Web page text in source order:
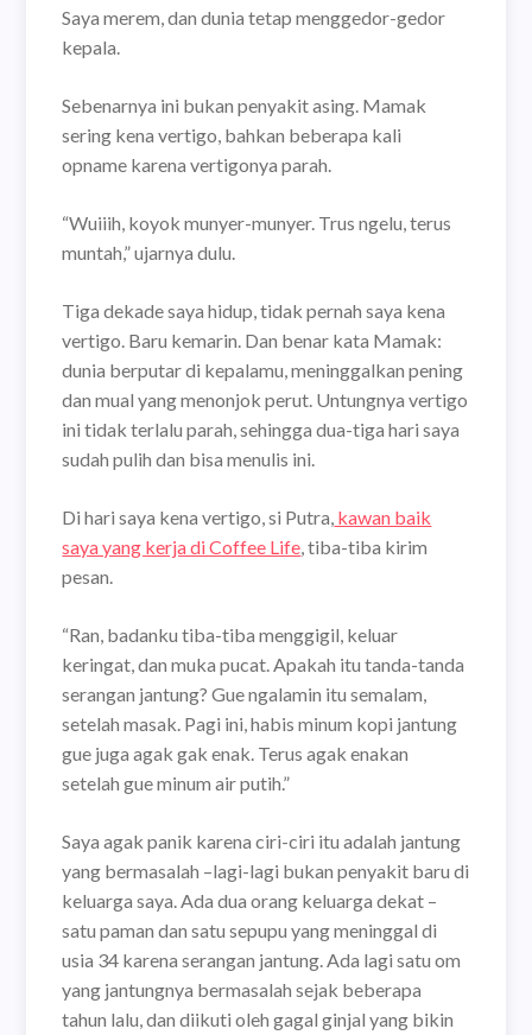
Saya merem, dan dunia tetap menggedor-gedor
kepala.
Sebenarnya ini bukan penyakit asing. Mamak
sering kena vertigo, bahkan beberapa kali
opname karena vertigonya parah.
“Wuiiih, koyok munyer-munyer. Trus ngelu, terus
muntah,” ujarnya dulu.
Tiga dekade saya hidup, tidak pernah saya kena
vertigo. Baru kemarin. Dan benar kata Mamak:
dunia berputar di kepalamu, meninggalkan pening
dan mual yang menonjok perut. Untungnya vertigo
ini tidak terlalu parah, sehingga dua-tiga hari saya
sudah pulih dan bisa menulis ini.
Di hari saya kena vertigo, si Putra, kawan baik
saya yang kerja di Coffee Life , tiba-tiba kirim
pesan.
“Ran, badanku tiba-tiba menggigil, keluar
keringat, dan muka pucat. Apakah itu tanda-tanda
serangan jantung? Gue ngalamin itu semalam,
setelah masak. Pagi ini, habis minum kopi jantung
gue juga agak gak enak. Terus agak enakan
setelah gue minum air putih.”
Saya agak panik karena ciri-ciri itu adalah jantung
yang bermasalah –lagi-lagi bukan penyakit baru di
keluarga saya. Ada dua orang keluarga dekat –
satu paman dan satu sepupu yang meninggal di
usia 34 karena serangan jantung. Ada lagi satu om
yang jantungnya bermasalah sejak beberapa
tahun lalu, dan diikuti oleh gagal ginjal yang bikin